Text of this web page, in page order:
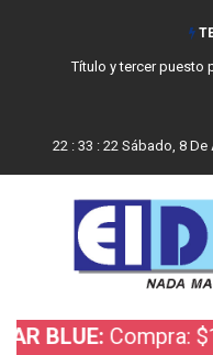
Título y tercer puesto
22 : 33 : 23 Sábado, 8 De
Compra: $1505 -